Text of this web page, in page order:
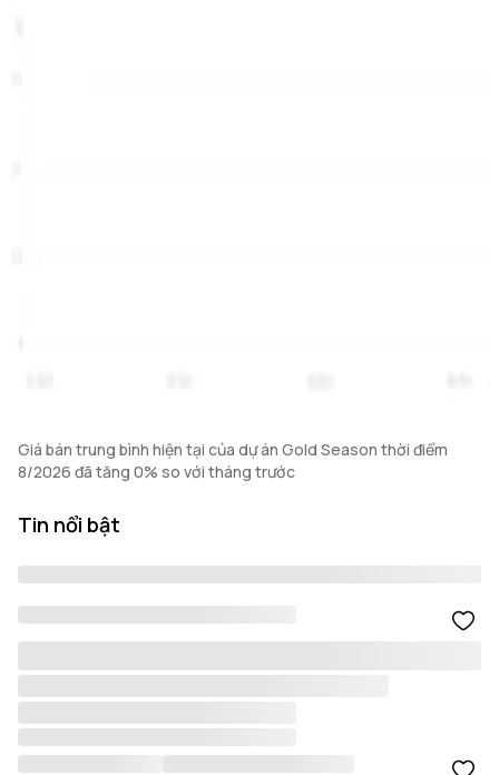
Giá bán trung bình hiện tại của dự án Gold Season thời điểm
8/2026 đã tăng 0% so với tháng trước
Tin nổi bật